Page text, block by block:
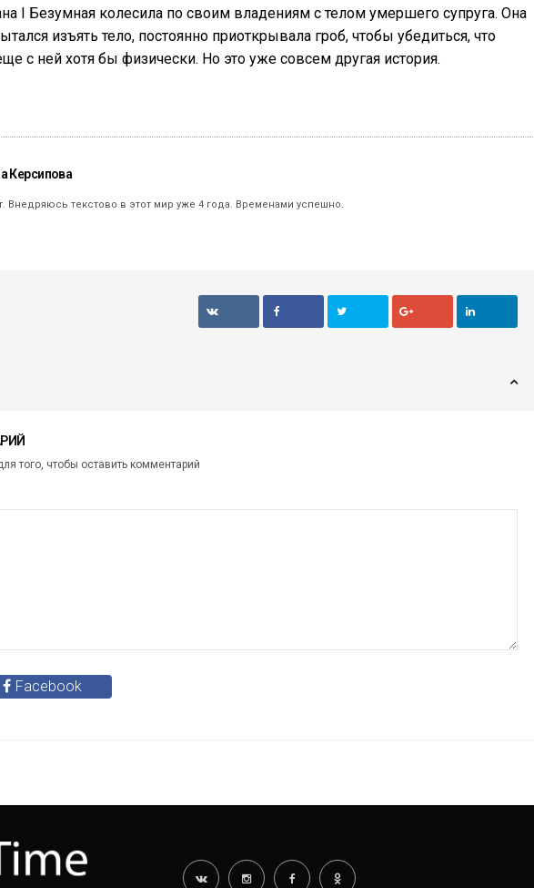
I Безумная колесила по своим владениям с телом умершего супруга. Она
изъять тело, постоянно приоткрывала гроб, чтобы убедиться, что
с ней хотя бы физически. Но это уже совсем другая история.
Керсипова
Внедряюсь текстово в этот мир уже 4 года. Временами успешно.
того, чтобы оставить комментарий
Facebook